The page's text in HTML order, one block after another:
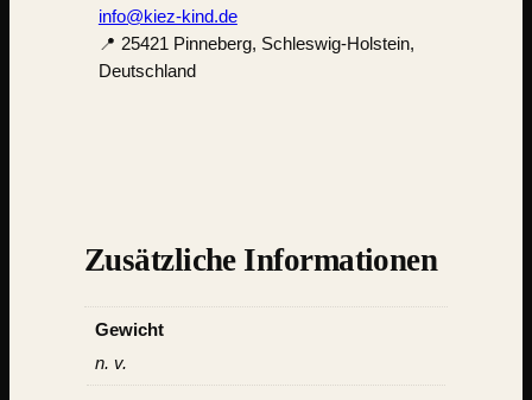
info@kiez-kind.de
📍 25421 Pinneberg, Schleswig-Holstein,
Deutschland
Zusätzliche Informationen
Gewicht
n. v.